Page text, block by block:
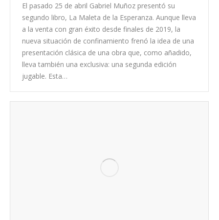
El pasado 25 de abril Gabriel Muñoz presentó su
segundo libro, La Maleta de la Esperanza. Aunque lleva
a la venta con gran éxito desde finales de 2019, la
nueva situación de confinamiento frenó la idea de una
presentación clásica de una obra que, como añadido,
lleva también una exclusiva: una segunda edición
jugable. Esta…